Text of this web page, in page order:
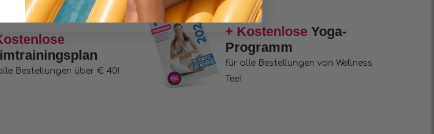
Bestellungen über € 40!
+ KostenloseYoga-
Programm
für alle Bestellungen von Wellness
Tee!